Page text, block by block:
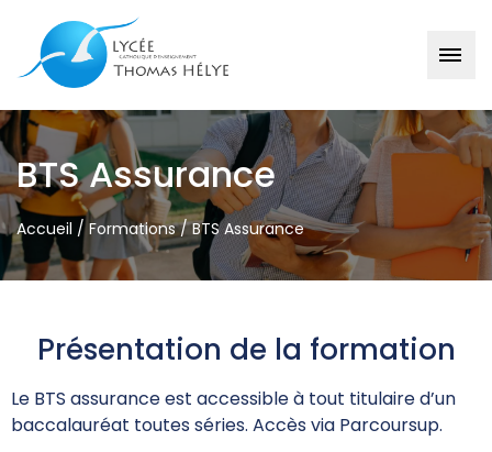
BTS Assurance
Accueil /Formations/BTS Assurance
Présentation de la formation
Le BTS assurance est accessible à tout titulaire d’un
baccalauréat toutes séries. Accès via Parcoursup.